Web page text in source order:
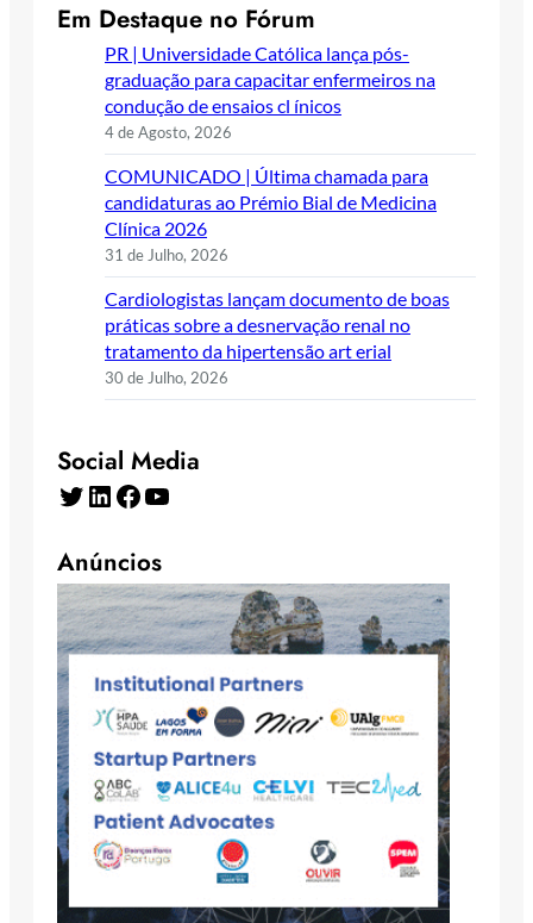
Em Destaque no Fórum
PR | Universidade Católica lança pós-
graduação para capacitar enfermeiros na
condução de ensaios cl ínicos
4 de Agosto, 2026
COMUNICADO | Última chamada para
candidaturas ao Prémio Bial de Medicina
Clínica 2026
31 de Julho, 2026
Cardiologistas lançam documento de boas
práticas sobre a desnervação renal no
tratamento da hipertensão art erial
30 de Julho, 2026
Social Media
Twitter LinkedIn Facebook YouTube
Anúncios